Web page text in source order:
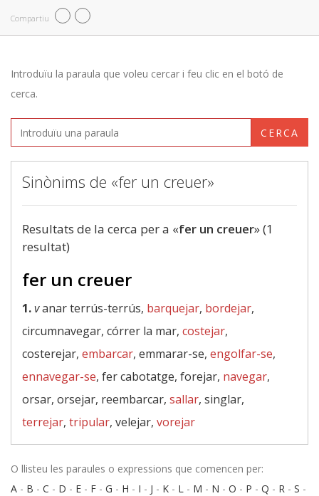
Compartiu
Introduïu la paraula que voleu cercar i feu clic en el botó de
cerca.
CERCA
Sinònims de «fer un creuer»
Resultats de la cerca per a «fer un creuer» (1
resultat)
fer un creuer
1.vanar terrús-terrús, barquejar, bordejar,
circumnavegar, córrer la mar, costejar,
costerejar, embarcar, emmarar-se, engolfar-se,
ennavegar-se, fer cabotatge, forejar, navegar,
orsar, orsejar, reembarcar, sallar, singlar,
terrejar, tripular, velejar, vorejar
O llisteu les paraules o expressions que comencen per:
A - B - C - D - E - F - G - H - I - J - K - L - M - N - O - P - Q - R - S -